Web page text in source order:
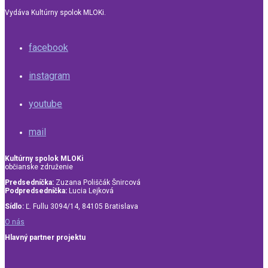
Vydáva Kultúrny spolok MLOKi.
facebook
instagram
youtube
mail
Kultúrny spolok MLOKi
občianske združenie
Predsedníčka: Zuzana Poliščák Šnircová
Podpredsedníčka: Lucia Lejková
Sídlo: Ľ. Fullu 3094/14, 84105 Bratislava
O nás
Hlavný partner projektu